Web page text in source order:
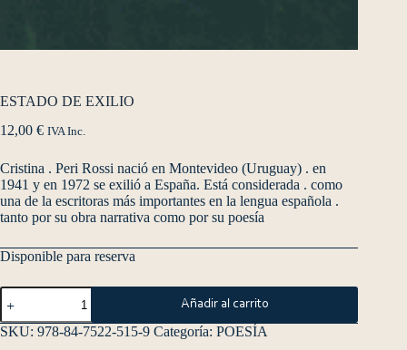
ESTADO DE EXILIO
12,00 € IVA Inc.
Cristina . Peri Rossi nació en Montevideo (Uruguay) . en
1941 y en 1972 se exilió a España. Está considerada . como
una de la escritoras más importantes en la lengua española .
tanto por su obra narrativa como por su poesía
Disponible para reserva
Añadir al carrito
SKU: 978-84-7522-515-9 Categoría: POESÍA